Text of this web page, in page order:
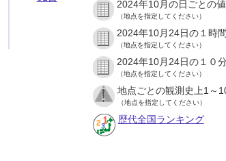
2024年10月の日ごとの
（地点を指定してください）
2024年10月24日の１時
（地点を指定してください）
2024年10月24日の１０
（地点を指定してください）
地点ごとの観測史上1～
（地点を指定してください）
歴代全国ランキング